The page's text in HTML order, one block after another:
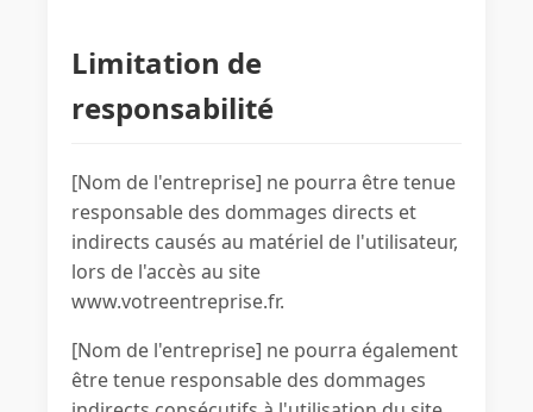
Limitation de
responsabilité
[Nom de l'entreprise] ne pourra être tenue
responsable des dommages directs et
indirects causés au matériel de l'utilisateur,
lors de l'accès au site
www.votreentreprise.fr.
[Nom de l'entreprise] ne pourra également
être tenue responsable des dommages